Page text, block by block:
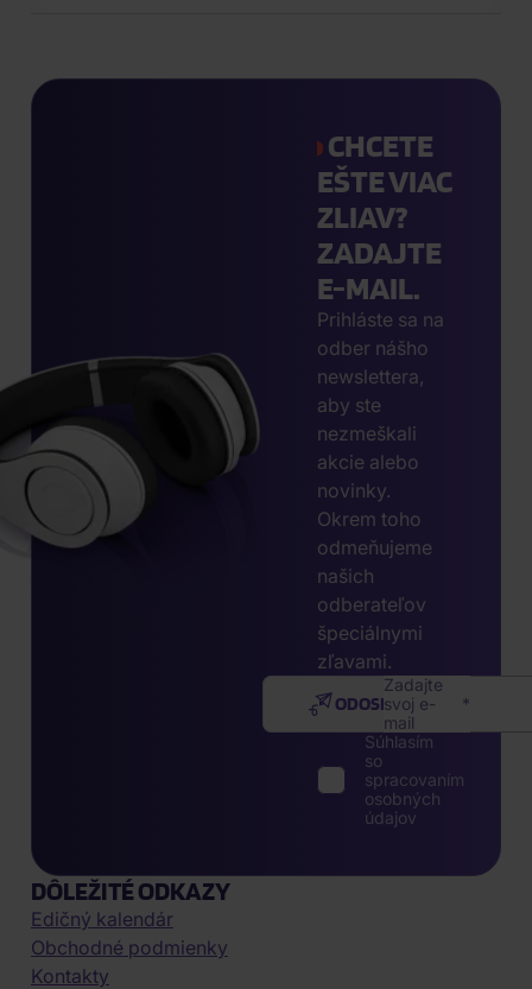
CHCETE
EŠTE VIAC
ZLIAV?
ZADAJTE
E-MAIL.
Prihláste sa na
odber nášho
newslettera,
aby ste
nezmeškali
akcie alebo
novinky.
Okrem toho
odmeňujeme
našich
odberateľov
špeciálnymi
zľavami.
Zadajte
svoj e-
mail
ODOSLAŤ
Súhlasím
so
spracovaním
osobných
údajov
DÔLEŽITÉ ODKAZY
Edičný kalendár
Obchodné podmienky
Kontakty